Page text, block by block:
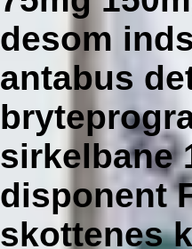
desom
antabus
sirkelbane
disponent
skottenes